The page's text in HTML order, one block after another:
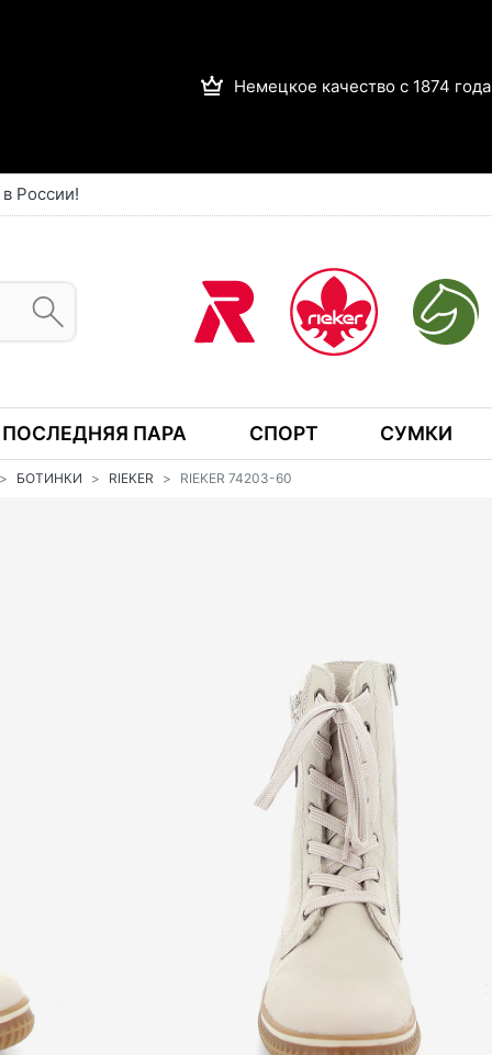
Немецкое качество с 1874 года
в России!
ПОСЛЕДНЯЯ ПАРА СПОРТ СУМКИ
БОТИНКИ RIEKER RIEKER 74203-60